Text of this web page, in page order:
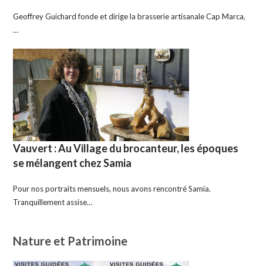
Geoffrey Guichard fonde et dirige la brasserie artisanale Cap Marca,
…
Vauvert : Au Village du brocanteur, les époques
se mélangent chez Samia
Pour nos portraits mensuels, nous avons rencontré Samia.
Tranquillement assise…
Nature et Patrimoine